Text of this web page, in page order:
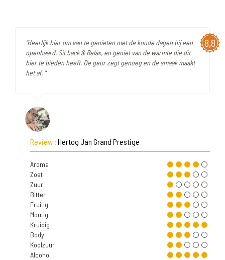
8,8
"Heerlijk bier om van te genieten met de koude dagen bij een
openhaard. Sit back & Relax, en geniet van de warmte die dit
bier te bieden heeft. De geur zegt genoeg en de smaak maakt
het af. "
Review : Hertog Jan Grand Prestige
Aroma
Zoet
Zuur
Bitter
Fruitig
Moutig
Kruidig
Body
Koolzuur
Alcohol